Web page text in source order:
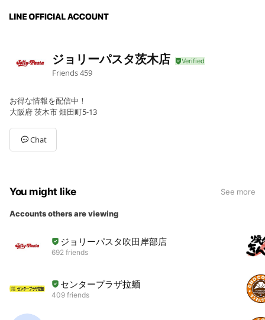
ジョリーパスタ茨木店
Friends459
お得な情報を配信中！
大阪府 茨木市 畑田町5-13
Chat
You might like See more
Accounts others are viewing
ジョリーパスタ吹田岸部店
692 friends
センタープラザ拉麺
409 friends